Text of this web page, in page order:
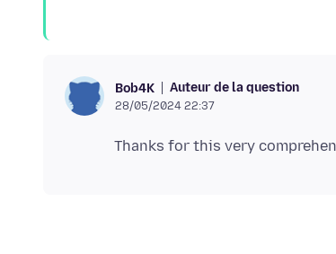
Bob4K Auteur de la question
28/05/2024 22:37